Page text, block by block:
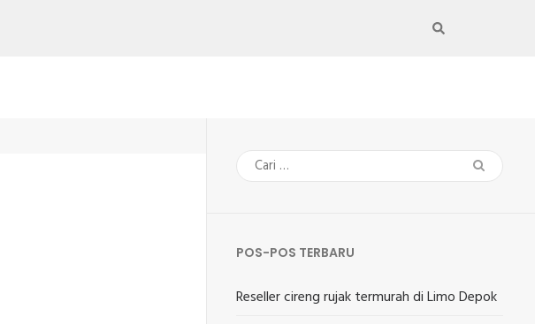
Cari
untuk:
POS-POS TERBARU
Reseller cireng rujak termurah di Limo Depok